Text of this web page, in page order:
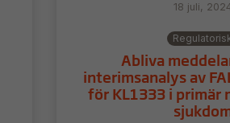
18 juli,
Abliva
interimsanalys av
för KL1333 i primär